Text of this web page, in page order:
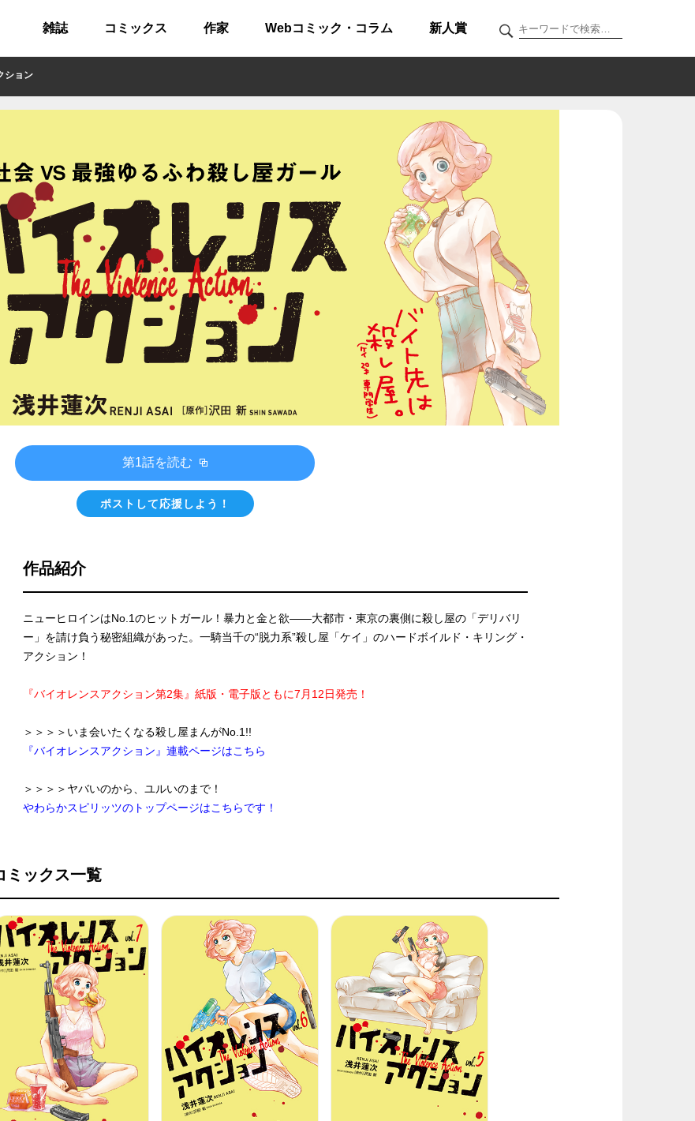
雑誌 コミックス 作家 Webコミック・コラム 新人賞
ション
第1話を読む
ポストして応援しよう！
作品紹介
ニューヒロインはNo.1のヒットガール！暴力と金と欲――大都市・東京の裏側に殺し屋の「デリバリ
ー」を請け負う秘密組織があった。一騎当千の“脱力系”殺し屋「ケイ」のハードボイルド・キリング・
アクション！
『バイオレンスアクション第2集』紙版・電子版ともに7月12日発売！
＞＞＞＞いま会いたくなる殺し屋まんがNo.1!!
『バイオレンスアクション』連載ページはこちら
＞＞＞＞ヤバいのから、ユルいのまで！
やわらかスピリッツのトップページはこちらです！
ミックス一覧